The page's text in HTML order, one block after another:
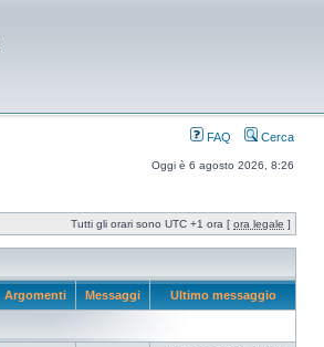
FAQ Cerca
Oggi è 6 agosto 2026, 8:26
Tutti gli orari sono UTC +1 ora [ ora legale ]
Argomenti Messaggi Ultimo messaggio